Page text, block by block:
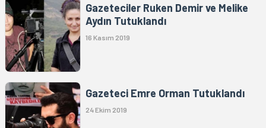
Gazeteciler Ruken Demir ve Melike
Aydın Tutuklandı
16 Kasım 2019
Gazeteci Emre Orman Tutuklandı
24 Ekim 2019